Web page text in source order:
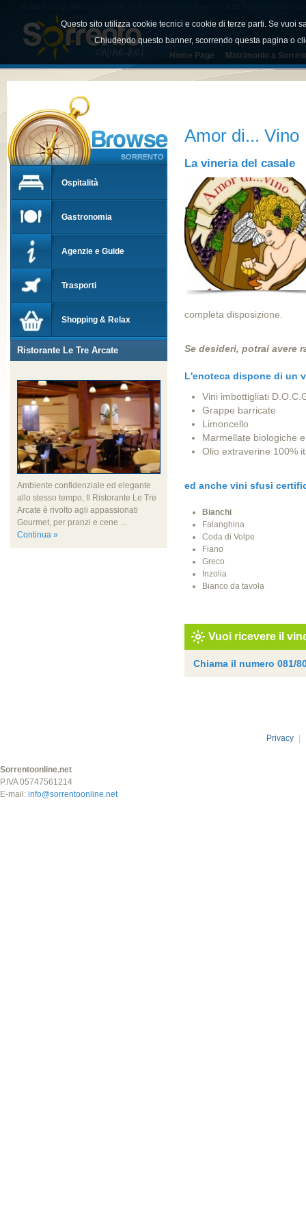
Questo sito utilizza cookie tecnici e cookie di terze parti. Se vuoi
Chiudendo questo banner, scorrendo questa pagina o
Sorrento
Home Page Matrimonio a
Amor di... Vino
La vineria del casale
completa disposizione.
Se desideri, potrai avere
L'enoteca dispone di un
Vini imbottigliati
Grappe barricate
Limoncello
Marmellate biologiche
Olio extraverine 100%
ed anche vini sfusi
Bianchi
Falanghina
Coda di Volpe
Fiano
Greco
Inzolia
Bianco da tavola
Vuoi ricevere il
Chiama il numero 081/
Ospitalità
Gastronomia
Agenzie e Guide
Trasporti
Shopping & Relax
Ristorante Le Tre Arcate
Ambiente confidenziale ed elegante
allo stesso tempo, Il Ristorante Le Tre
Arcate è rivolto agli appassionati
Gourmet, per pranzi e cene ...
Continua »
Privacy
Sorrentoonline.net
P.IVA 05747561214
E-mail: info@sorrentoonline.net